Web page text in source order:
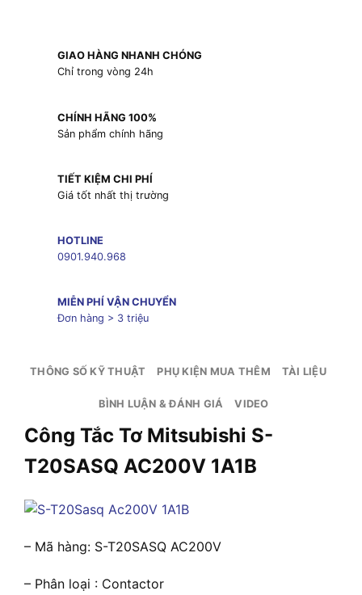
GIAO HÀNG NHANH CHÓNG
Chỉ trong vòng 24h
CHÍNH HÃNG 100%
Sản phẩm chính hãng
TIẾT KIỆM CHI PHÍ
Giá tốt nhất thị trường
HOTLINE
0901.940.968
MIỄN PHÍ VẬN CHUYỂN
Đơn hàng > 3 triệu
THÔNG SỐ KỸ THUẬT PHỤ KIỆN MUA THÊM TÀI LIỆU
BÌNH LUẬN & ĐÁNH GIÁ VIDEO
Công Tắc Tơ Mitsubishi S-
T20SASQ AC200V 1A1B
– Mã hàng: S-T20SASQ AC200V
– Phân loại : Contactor